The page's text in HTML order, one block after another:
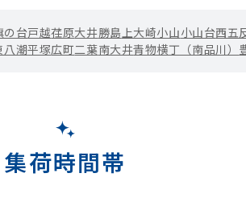
の台戸越荏原大井勝島上大崎小山小山台西五
八潮平塚広町二葉南大井青物横丁（南品川）
集荷時間帯